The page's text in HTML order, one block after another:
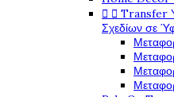
  Transfer
Σχεδίων σε